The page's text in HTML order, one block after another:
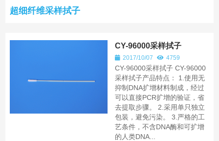
超细纤维采样拭子
CY-96000采样拭子
2017/10/07 4759
CY-96000采样拭子 CY-96000
采样拭子产品特点： 1.使用无
抑制DNA扩增材料制成，经过
可以直接PCR扩增的验证，省
去提取步骤。 2.采用单只独立
包装，避免污染。 3.严格的工
艺条件，不含DNA酶和可扩增
的人类DNA...